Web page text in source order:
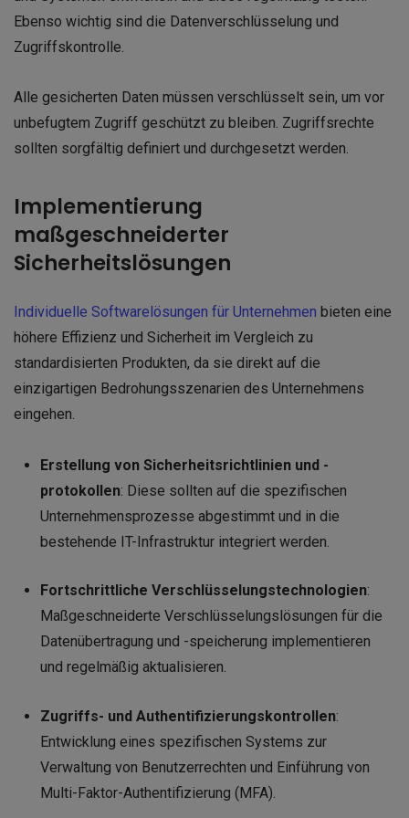
Ebenso wichtig sind die Datenverschlüsselung und
Zugriffskontrolle.
Alle gesicherten Daten müssen verschlüsselt sein, um vor
unbefugtem Zugriff geschützt zu bleiben. Zugriffsrechte
sollten sorgfältig definiert und durchgesetzt werden.
Implementierung
maßgeschneiderter
Sicherheitslösungen
Individuelle Softwarelösungen für Unternehmen bieten eine
höhere Effizienz und Sicherheit im Vergleich zu
standardisierten Produkten, da sie direkt auf die
einzigartigen Bedrohungsszenarien des Unternehmens
eingehen.
Erstellung von Sicherheitsrichtlinien und -
protokollen: Diese sollten auf die spezifischen
Unternehmensprozesse abgestimmt und in die
bestehende IT-Infrastruktur integriert werden.
Fortschrittliche Verschlüsselungstechnologien:
Maßgeschneiderte Verschlüsselungslösungen für die
Datenübertragung und -speicherung implementieren
und regelmäßig aktualisieren.
Zugriffs- und Authentifizierungskontrollen:
Entwicklung eines spezifischen Systems zur
Verwaltung von Benutzerrechten und Einführung von
Multi-Faktor-Authentifizierung (MFA).